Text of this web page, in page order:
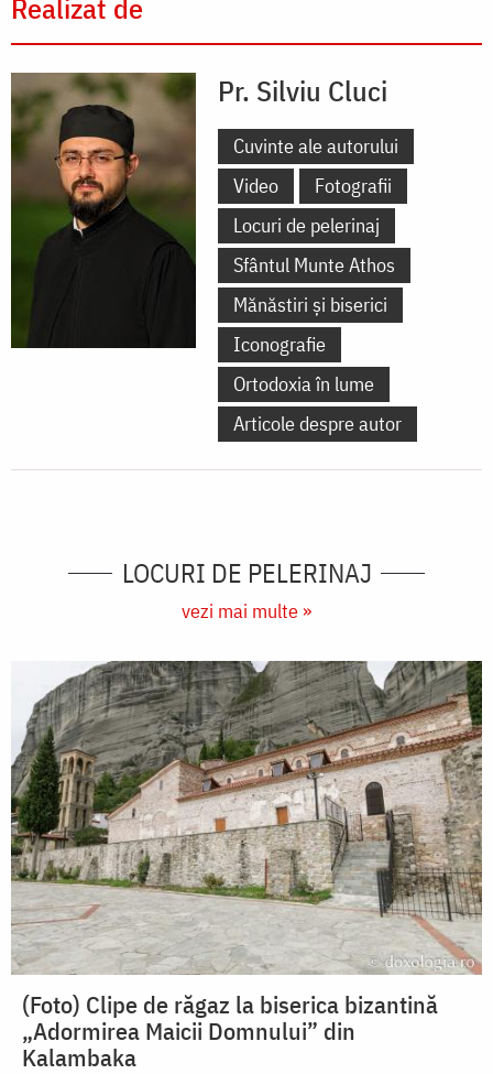
Realizat de
Pr. Silviu Cluci
Cuvinte ale autorului
Video
Fotografii
Locuri de pelerinaj
Sfântul Munte Athos
Mănăstiri și biserici
Iconografie
Ortodoxia în lume
Articole despre autor
LOCURI DE PELERINAJ
vezi mai multe »
(Foto) Clipe de răgaz la biserica bizantină
„Adormirea Maicii Domnului” din
Kalambaka